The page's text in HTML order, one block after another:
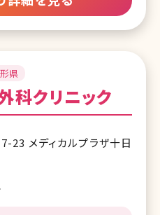
県
科クリニック
23 メディカルプラザ十日